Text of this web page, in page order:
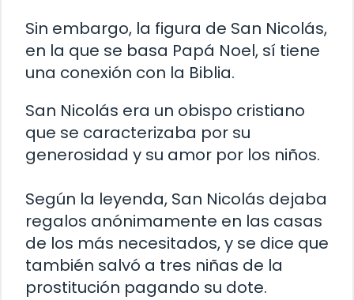
Sin embargo, la figura de San Nicolás,
en la que se basa Papá Noel, sí tiene
una conexión con la Biblia.
San Nicolás era un obispo cristiano
que se caracterizaba por su
generosidad y su amor por los niños.
Según la leyenda, San Nicolás dejaba
regalos anónimamente en las casas
de los más necesitados, y se dice que
también salvó a tres niñas de la
prostitución pagando su dote.